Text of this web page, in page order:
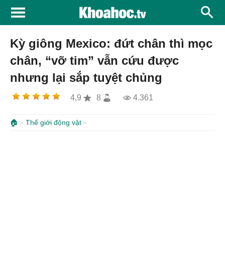
Kỳ giông Mexico: đứt chân thì mọc
chân, “vỡ tim” vẫn cứu được
nhưng lại sắp tuyệt chủng
4,9 8 4.361
🏠 Thế giới động vật